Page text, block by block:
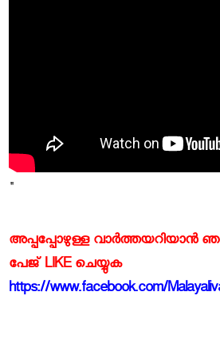
"
അപ്പപ്പോഴുള്ള
പേജ് LIKE ചെയ്യുക
https://www.facebook.com/